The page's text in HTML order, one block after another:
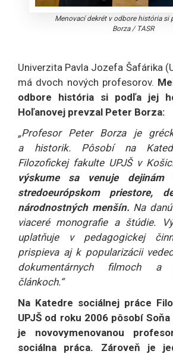
Menovací dekrét v odbore história si
Borza/ TASR
Univerzita Pavla Jozefa Šafárika
má dvoch nových profesorov.
odbore história si podľa jej
Hoľanovej prevzal Peter Borza:
„Profesor Peter Borza je
a historik. Pôsobí na
Filozofickej fakulte UPJŠ v
výskume sa venuje
stredoeurópskom priestore,
národnostných menšín. Na
viaceré monografie a štúdie.
uplatňuje v pedagogickej
prispieva aj k popularizácii
dokumentárnych filmoch a
článkoch.“
Na Katedre sociálnej práce
UPJŠ od roku 2006 pôsobí
je novovymenovanou
sociálna práca. Zároveň je